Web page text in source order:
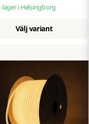
lager i Helsingborg
Välj variant